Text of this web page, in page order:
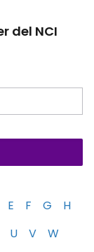
del NCI
E F G
H
U V
W